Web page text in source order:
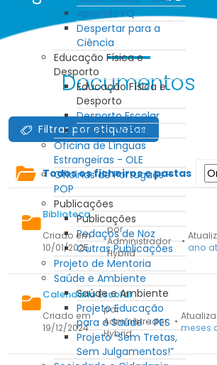
Aprendo FQ
Despertar para a
Ciência
Educação Física e
Desporto
Educação Física e
Desporto
Desporto Escolar
Educação Física
Oficina de Línguas
Estrangeiras - OLE
Oficinas de Português -
POP
Publicações
Publicações
Pedaços de Noz
Outras Publicações
Projeto de Mentoria
Saúde e Ambiente
Saúde e Ambiente
Projeto Educação
para a Saúde - PES
Projeto “Sem Tretas,
Sem Julgamentos!”
Documentos
Filtrar por etiquetas
Todos os ficheiros e pastas
Biblioteca
Criado em
10/01/2025
por
Administrador
Hybrid
• ano
Calendário Escolar
Criado em
19/12/2024
por
Administrador
Hybrid
• meses